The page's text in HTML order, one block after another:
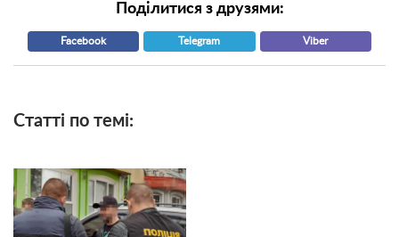
Поділитися з друзями:
Facebook Telegram Viber
Статті по темі: